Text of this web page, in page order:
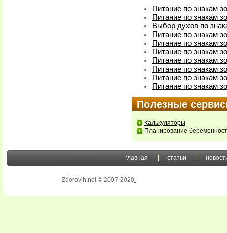
Питание по знакам
Питание по знакам
Выбор духов по
Питание по знакам
Питание по знакам
Питание по знакам
Питание по знакам
Питание по знакам
Питание по знакам
Питание по знакам
Полезные
Калькуляторы
Планирование
главная статьи
Zdorovih.net © 2007-2020